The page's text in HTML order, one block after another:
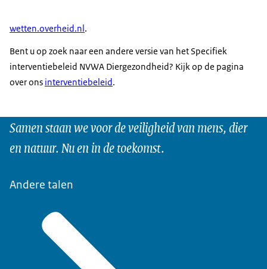
wetten.overheid.nl .
Bent u op zoek naar een andere versie van het Specifiek
interventiebeleid NVWA Diergezondheid? Kijk op de pagina
over ons interventiebeleid.
Samen staan we voor de veiligheid van mens, dier
en natuur. Nu en in de toekomst.
Andere talen